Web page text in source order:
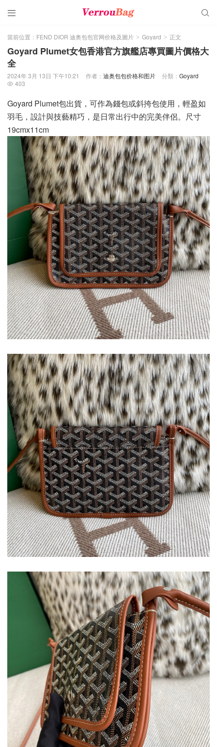
 
當前位置： FEND DIOR 迪奥包包官网价格及圖片 > Goyard > 正文
Goyard Plumet女包香港官方旗艦店專買圖片價格大
全
2024年 3月 13日 下午10:21 作者： 迪奥包包价格和图片 分類： Goyard
 403
Goyard Plumet包出貨，可作為錢包或斜挎包使用，輕盈如
羽毛，設計與技藝精巧，是日常出行中的完美伴侶。尺寸
19cmx11cm